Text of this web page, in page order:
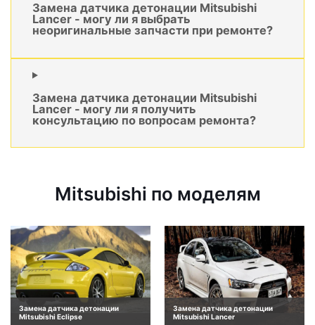
Замена датчика детонации Mitsubishi
Lancer - могу ли я выбрать
неоригинальные запчасти при ремонте?
Замена датчика детонации Mitsubishi
Lancer - могу ли я получить
консультацию по вопросам ремонта?
Mitsubishi по моделям
Замена датчика детонации
Mitsubishi Eclipse
Замена датчика детонации
Mitsubishi Lancer